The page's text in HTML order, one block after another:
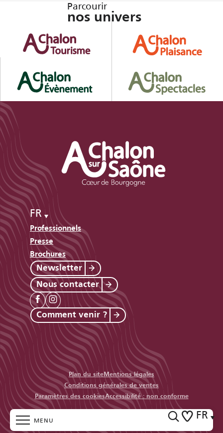
MENU FR
Parcourir
nos univers
FR
Professionnels
Presse
Brochures
Newsletter
Nous contacter
Comment venir ?
Plan du siteMentions légales
Conditions générales de ventes
Paramètres des cookiesAccessibilité : non conforme